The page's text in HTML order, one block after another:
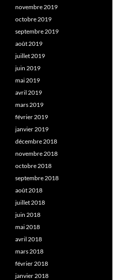
novembre 2019
octobre 2019
septembre 2019
août 2019
juillet 2019
juin 2019
mai 2019
avril 2019
mars 2019
février 2019
janvier 2019
décembre 2018
novembre 2018
octobre 2018
septembre 2018
août 2018
juillet 2018
juin 2018
mai 2018
avril 2018
mars 2018
février 2018
janvier 2018